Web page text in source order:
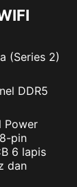
(Series 2)
DDR5
Power
pin
6 lapis
dan